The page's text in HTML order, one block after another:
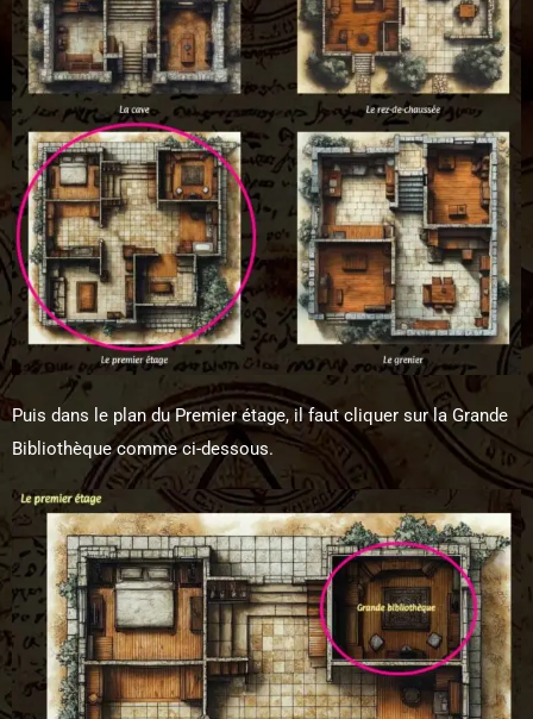
Puis dans le plan du Premier étage, il faut cliquer sur la Grande
Bibliothèque comme ci-dessous.